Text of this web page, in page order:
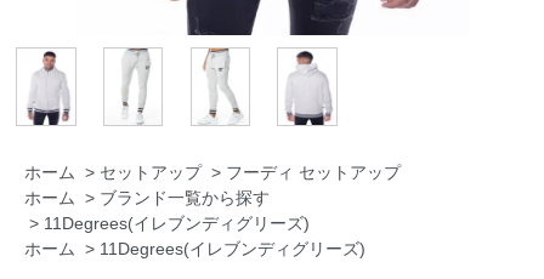
ホーム > セットアップ > フーディ セットアップ
ホーム > ブランド一覧から探す
> 11Degrees(イレブンディグリーズ)
ホーム > 11Degrees(イレブンディグリーズ)